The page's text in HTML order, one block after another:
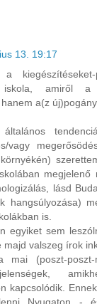
13. 19:17
iskola,
a(z
vagy
megjelenő
lásd
hangsúlyozása)
is.
egyiket sem
majd valszeg írok
(poszt-poszt-
kapcsolódik.
Nyugaton -